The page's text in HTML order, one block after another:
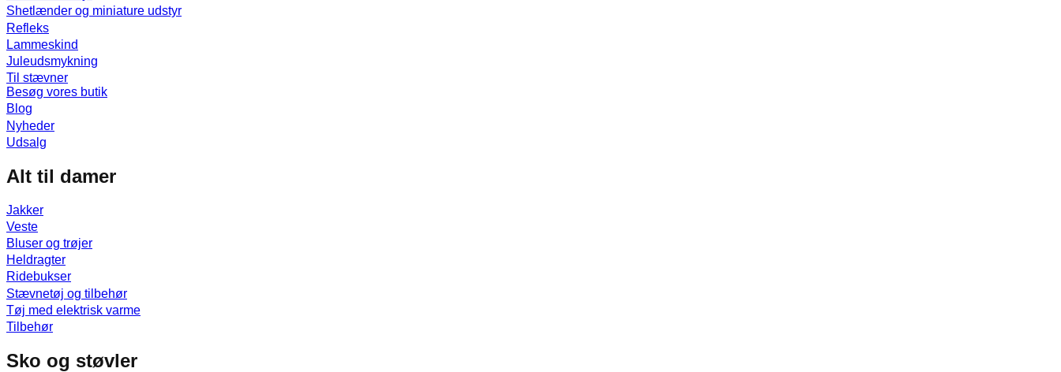
Shetlænder og miniature udstyr
Refleks
Lammeskind
Juleudsmykning
Til stævner
Besøg vores butik
Blog
Nyheder
Udsalg
Alt til damer
Jakker
Veste
Bluser og trøjer
Heldragter
Ridebukser
Stævnetøj og tilbehør
Tøj med elektrisk varme
Tilbehør
Sko og støvler